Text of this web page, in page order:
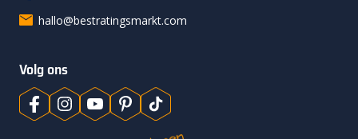
hallo@bestratingsmarkt.com
Volg ons